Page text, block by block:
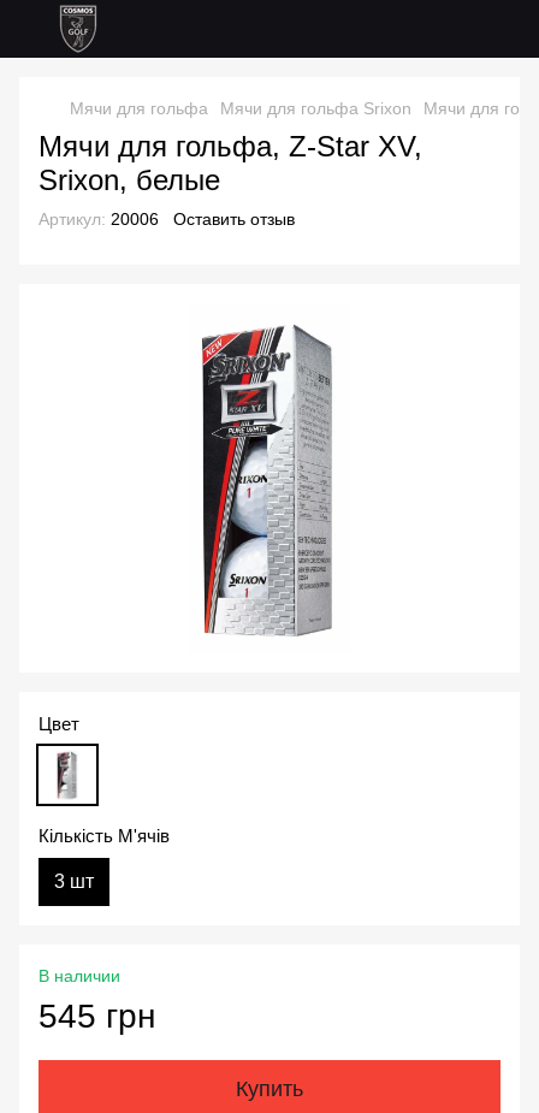
Мячи для гольфа Мячи для гольфа Srixon Мячи для
Мячи для гольфа, Z-Star XV,
Srixon, белые
Артикул: 20006 Оставить отзыв
Цвет
Кількість М'ячів
3 шт
В наличии
545 грн
Купить